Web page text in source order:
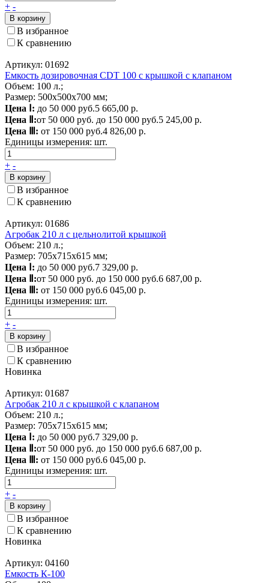
+ -
В корзину
В избранное
К сравнению
Артикул: 01692
Емкость дозировочная CDT 100 с крышкой с клапаном
Объем: 100 л.;
Размер: 500x500x700 мм;
Цена Ⅰ: до 50 000 руб.5 665,00 р.
Цена Ⅱ:от 50 000 руб. до 150 000 руб.5 245,00 р.
Цена Ⅲ: от 150 000 руб.4 826,00 р.
Единицы измерения: шт.
+ -
В корзину
В избранное
К сравнению
Артикул: 01686
Агробак 210 л с цельнолитой крышкой
Объем: 210 л.;
Размер: 705х715х615 мм;
Цена Ⅰ: до 50 000 руб.7 329,00 р.
Цена Ⅱ:от 50 000 руб. до 150 000 руб.6 687,00 р.
Цена Ⅲ: от 150 000 руб.6 045,00 р.
Единицы измерения: шт.
+ -
В корзину
В избранное
К сравнению
Новинка
Артикул: 01687
Агробак 210 л с крышкой с клапаном
Объем: 210 л.;
Размер: 705х715х615 мм;
Цена Ⅰ: до 50 000 руб.7 329,00 р.
Цена Ⅱ:от 50 000 руб. до 150 000 руб.6 687,00 р.
Цена Ⅲ: от 150 000 руб.6 045,00 р.
Единицы измерения: шт.
+ -
В корзину
В избранное
К сравнению
Новинка
Артикул: 04160
Емкость К-100